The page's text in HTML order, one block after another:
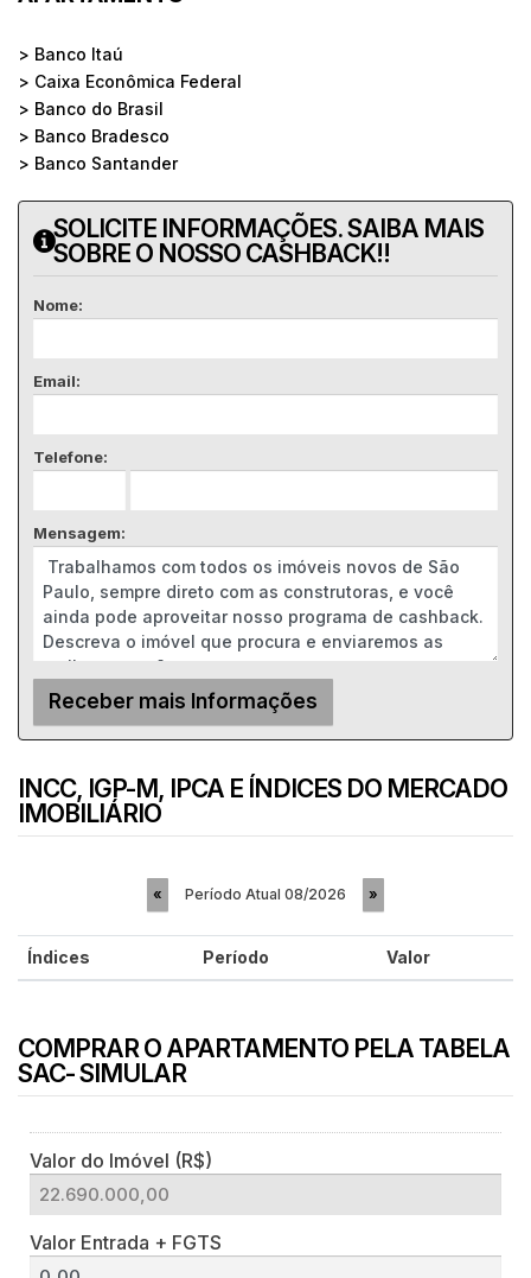
> Banco Itaú
> Caixa Econômica Federal
> Banco do Brasil
> Banco Bradesco
> Banco Santander
SOLICITE INFORMAÇÕES. SAIBA MAIS
SOBRE O NOSSO CASHBACK!!
Nome:
Email:
Telefone:
Mensagem:
INCC, IGP-M, IPCA E ÍNDICES DO MERCADO
IMOBILIÁRIO
« Período Atual 08/2026 »
Índices Período Valor
COMPRAR O APARTAMENTO PELA TABELA
SAC- SIMULAR
Valor do Imóvel (R$)
Valor Entrada + FGTS